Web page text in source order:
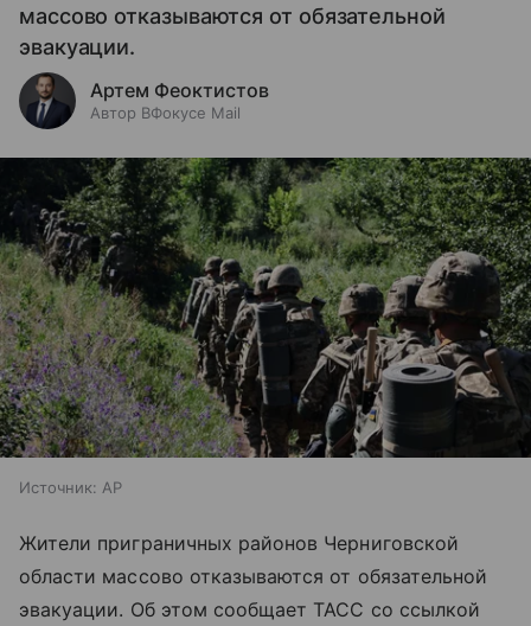
массово отказываются от обязательной
эвакуации.
Артем Феоктистов
Автор ВФокусе Mail
Источник: AP
Жители приграничных районов Черниговской
области массово отказываются от обязательной
эвакуации. Об этом сообщает ТАСС со ссылкой